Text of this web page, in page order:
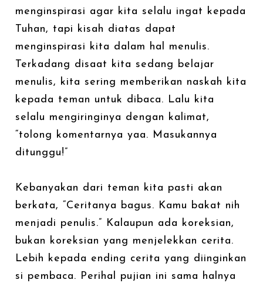
menginspirasi agar kita selalu ingat kepada
Tuhan, tapi kisah diatas dapat
menginspirasi kita dalam hal menulis.
Terkadang disaat kita sedang belajar
menulis, kita sering memberikan naskah kita
kepada teman untuk dibaca. Lalu kita
selalu mengiringinya dengan kalimat,
“tolong komentarnya yaa. Masukannya
ditunggu!”
Kebanyakan dari teman kita pasti akan
berkata, “Ceritanya bagus. Kamu bakat nih
menjadi penulis.” Kalaupun ada koreksian,
bukan koreksian yang menjelekkan cerita.
Lebih kepada ending cerita yang diinginkan
si pembaca. Perihal pujian ini sama halnya